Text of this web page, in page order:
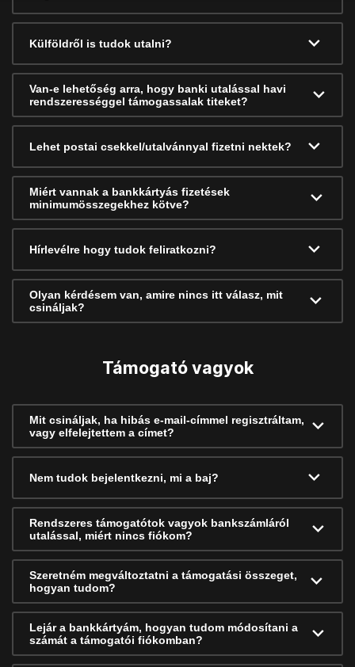
Külföldről is tudok utalni?
Van-e lehetőség arra, hogy banki utalással havi
rendszerességgel támogassalak titeket?
Lehet postai csekkel/utalvánnyal fizetni nektek?
Miért vannak a bankkártyás fizetések
minimumösszegekhez kötve?
Hírlevélre hogy tudok feliratkozni?
Olyan kérdésem van, amire nincs itt válasz, mit
csináljak?
Támogató vagyok
Mit csináljak, ha hibás e-mail-címmel regisztráltam,
vagy elfelejtettem a címet?
Nem tudok bejelentkezni, mi a baj?
Rendszeres támogatótok vagyok bankszámláról
utalással, miért nincs fiókom?
Szeretném megváltoztatni a támogatási összeget,
hogyan tudom?
Lejár a bankkártyám, hogyan tudom módosítani a
számát a támogatói fiókomban?